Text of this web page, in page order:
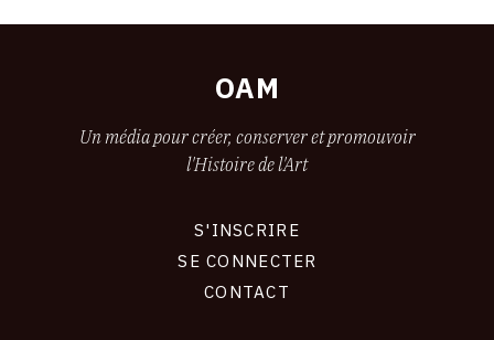
OAM
Un média pour créer, conserver et promouvoir
l'Histoire de l'Art
S'INSCRIRE
SE CONNECTER
CONTACT